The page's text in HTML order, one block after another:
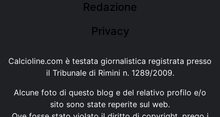
Redazione
Privacy
Calcioline.com è testata giornalistica registrata presso
il Tribunale di Rimini n. 1289/2009.
Alcune foto di questo blog e del relativo profilo e/o
sito sono state reperite sul web.